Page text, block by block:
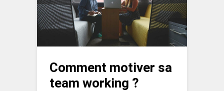
Comment motiver sa
team working ?